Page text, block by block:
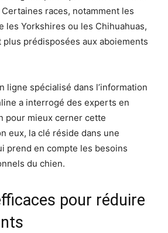
races, notamment les
les Yorkshires ou les Chihuahuas,
prédisposées aux aboiements
ligne spécialisé dans l’information
a interrogé des experts en
pour mieux cerner cette
eux, la clé réside dans une
prend en compte les besoins
du chien.
pour réduire